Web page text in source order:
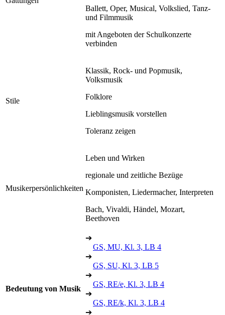
Ballett, Oper, Musical, Volkslied, Tanz-
und Filmmusik
mit Angeboten der Schulkonzerte
verbinden
Stile
Klassik, Rock- und Popmusik,
Volksmusik
Folklore
Lieblingsmusik vorstellen
Toleranz zeigen
Musikerpersönlichkeiten
Leben und Wirken
regionale und zeitliche Bezüge
Komponisten, Liedermacher, Interpreten
Bach, Vivaldi, Händel, Mozart,
Beethoven
Bedeutung von Musik
➔
GS, MU, Kl. 3, LB 4
➔
GS, SU, Kl. 3, LB 5
➔
GS, RE/e, Kl. 3, LB 4
➔
GS, RE/k, Kl. 3, LB 4
➔